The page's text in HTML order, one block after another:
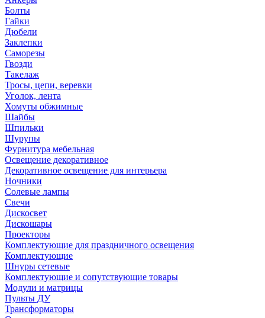
Болты
Гайки
Дюбели
Заклепки
Саморезы
Гвозди
Такелаж
Тросы, цепи, веревки
Уголок, лента
Хомуты обжимные
Шайбы
Шпильки
Шурупы
Фурнитура мебельная
Освещение декоративное
Декоративное освещение для интерьера
Ночники
Солевые лампы
Свечи
Дискосвет
Дискошары
Проекторы
Комплектующие для праздничного освещения
Комплектующие
Шнуры сетевые
Комплектующие и сопутствующие товары
Модули и матрицы
Пульты ДУ
Трансформаторы